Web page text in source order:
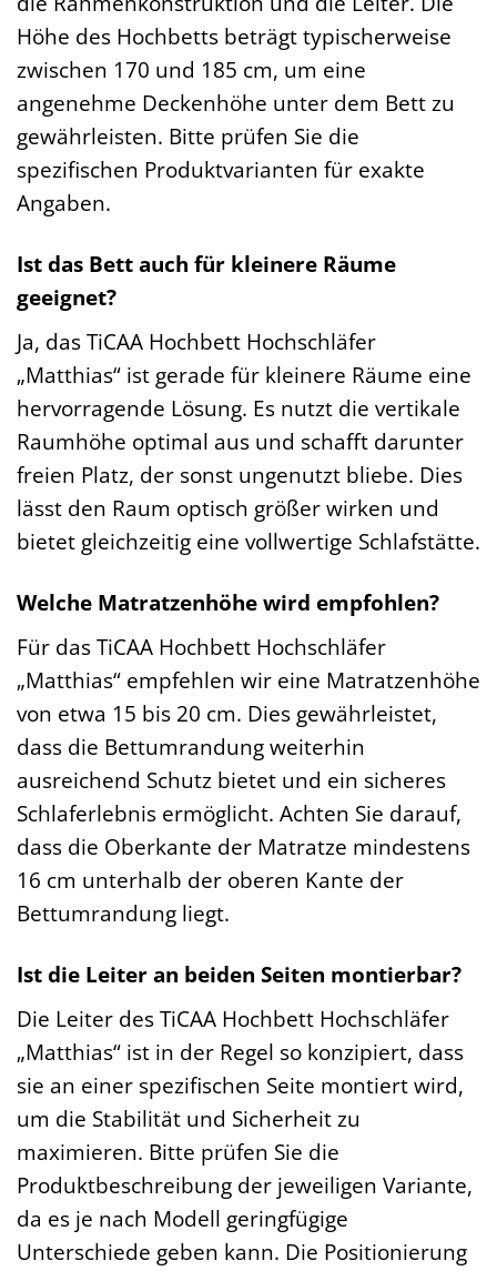
Höhe des Hochbetts beträgt typischerweise
zwischen 170 und 185 cm, um eine
angenehme Deckenhöhe unter dem Bett zu
gewährleisten. Bitte prüfen Sie die
spezifischen Produktvarianten für exakte
Angaben.
Ist das Bett auch für kleinere Räume
geeignet?
Ja, das TiCAA Hochbett Hochschläfer
„Matthias“ ist gerade für kleinere Räume eine
hervorragende Lösung. Es nutzt die vertikale
Raumhöhe optimal aus und schafft darunter
freien Platz, der sonst ungenutzt bliebe. Dies
lässt den Raum optisch größer wirken und
bietet gleichzeitig eine vollwertige Schlafstätte.
Welche Matratzenhöhe wird empfohlen?
Für das TiCAA Hochbett Hochschläfer
„Matthias“ empfehlen wir eine Matratzenhöhe
von etwa 15 bis 20 cm. Dies gewährleistet,
dass die Bettumrandung weiterhin
ausreichend Schutz bietet und ein sicheres
Schlaferlebnis ermöglicht. Achten Sie darauf,
dass die Oberkante der Matratze mindestens
16 cm unterhalb der oberen Kante der
Bettumrandung liegt.
Ist die Leiter an beiden Seiten montierbar?
Die Leiter des TiCAA Hochbett Hochschläfer
„Matthias“ ist in der Regel so konzipiert, dass
sie an einer spezifischen Seite montiert wird,
um die Stabilität und Sicherheit zu
maximieren. Bitte prüfen Sie die
Produktbeschreibung der jeweiligen Variante,
da es je nach Modell geringfügige
Unterschiede geben kann. Die Positionierung